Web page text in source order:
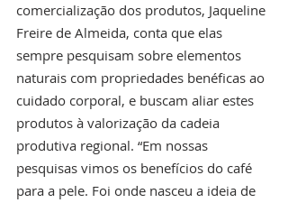
comercialização dos produtos, Jaqueline
Freire de Almeida, conta que elas
sempre pesquisam sobre elementos
naturais com propriedades benéficas ao
cuidado corporal, e buscam aliar estes
produtos à valorização da cadeia
produtiva regional. “Em nossas
pesquisas vimos os benefícios do café
para a pele. Foi onde nasceu a ideia de